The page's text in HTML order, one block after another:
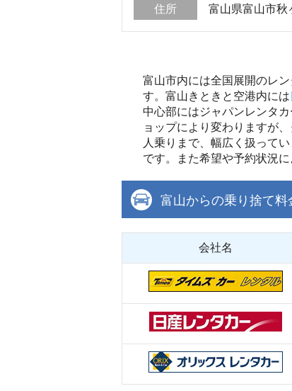
住所 富山県富山市秋
富山市内には全国展開のレ
す。富山きときと空港内には
中心部にはジャパンレンタ
ョップにより変わりますが
人乗りまで、幅広く扱って
です。また希望や予約状況
富山からの乗り捨て料
会社名